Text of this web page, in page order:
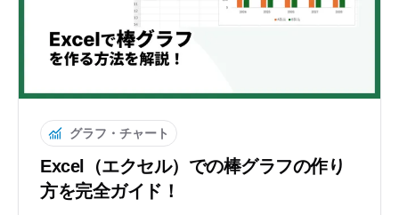
グラフ・チャート
Excel（エクセル）での棒グラフの作り
方を完全ガイド！